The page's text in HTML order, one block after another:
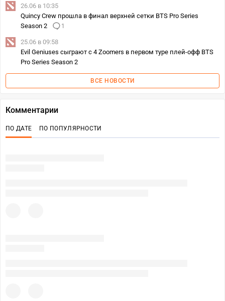
26.06 в 10:35
Quincy Crew прошла в финал верхней сетки BTS Pro Series
Season 2
1
25.06 в 09:58
Evil Geniuses сыграют с 4 Zoomers в первом туре плей-офф BTS
Pro Series Season 2
ВСЕ НОВОСТИ
Комментарии
ПО ДАТЕ ПО ПОПУЛЯРНОСТИ